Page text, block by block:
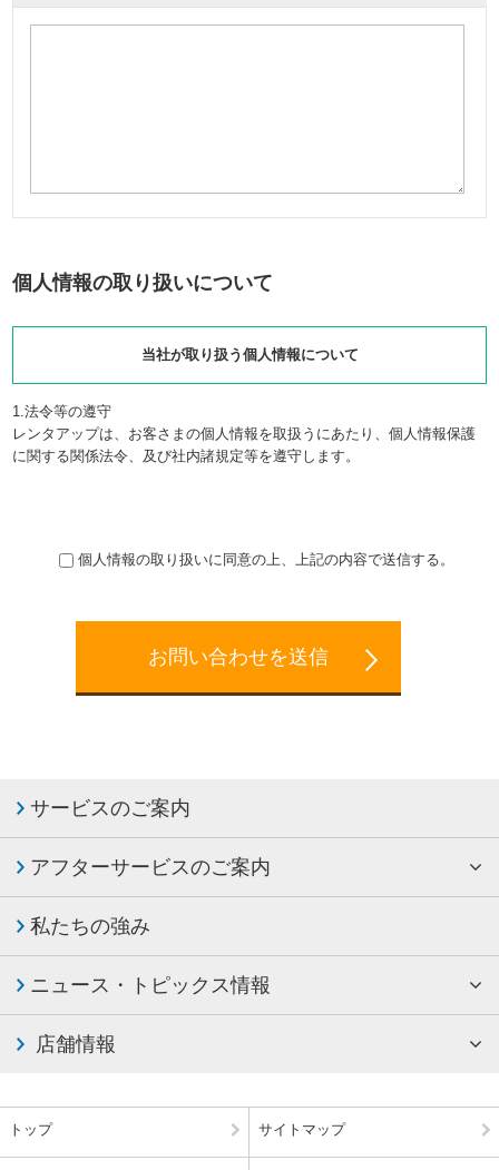
個人情報の取り扱いについて
当社が取り扱う個人情報について
1.法令等の遵守
レンタアップは、お客さまの個人情報を取扱うにあたり、個人情報保護
に関する関係法令、及び社内諸規定等を遵守します。
す。ここに定めのない目的で取得する場合は、お客さまの個人情報を取
証を作成するなど、事業許可の条件として義務付けられている事項を遂
2.お客さまに、レンタカー・リースカー及びこれらに関連したサービス
3.適正な取得
レンタアップは、お客さまの個人情報を、偽りその他不正の手段で取得
することはいたしません。
レンタアップは、お客さまの次の個人情報を、「2.利用目的」で定めた
範囲内で共同利用します。氏名、生年月日、性別、住所、電話番号、メ
ールアドレス、免許証番号、免許取得日、顧客番号、勤務先情報(名称、
所属、電話番号等)、利用履歷
5.第三者への提供
個人情報の取り扱いに同意の上、上記の内容で送信する。
サービスのご案内
アフターサービスのご案内
私たちの強み
ニュース・トピックス情報
店舗情報
トップ サイトマップ